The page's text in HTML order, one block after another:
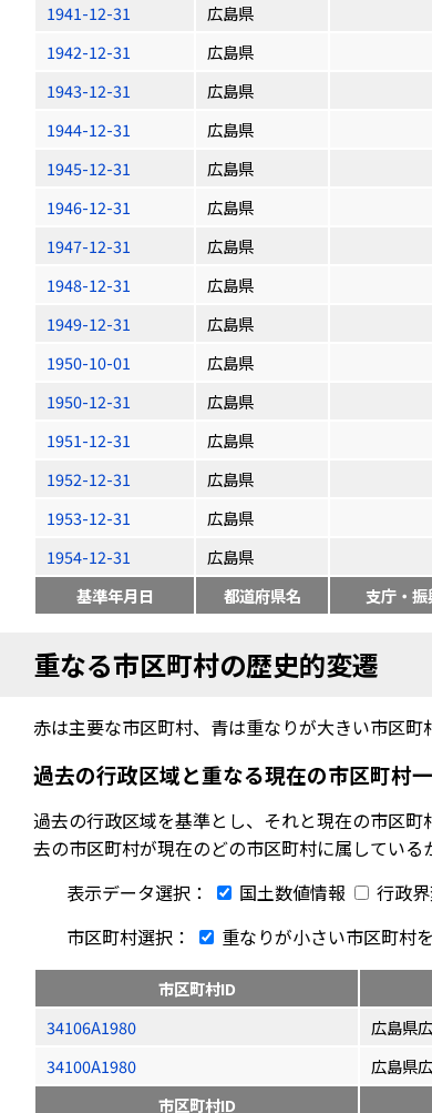
1941-12-31
広島県
1942-12-31
広島県
1943-12-31
広島県
1944-12-31
広島県
1945-12-31
広島県
1946-12-31
広島県
1947-12-31
広島県
1948-12-31
広島県
1949-12-31
広島県
1950-10-01
広島県
1950-12-31
広島県
1951-12-31
広島県
1952-12-31
広島県
1953-12-31
広島県
1954-12-31
広島県
基準年月日
都道府県名 支庁・
重なる市区町村の歴史的変遷
赤は主要な市区町村、青は重なりが大きい市区
過去の行政区域と重なる現在の市区町村
過去の行政区域を基準とし、それと現在の市区
去の市区町村が現在のどの市区町村に属している
表示データ選択：
国土数値情報
行政
市区町村選択：
重なりが小さい市区町村
市区町村ID
34106A1980
広島県
34100A1980 広島県
市区町村ID